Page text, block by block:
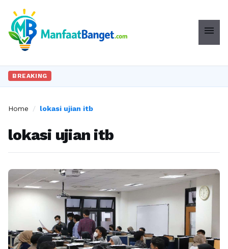
menu
BREAKING
Home / lokasi ujian itb
lokasi ujian itb